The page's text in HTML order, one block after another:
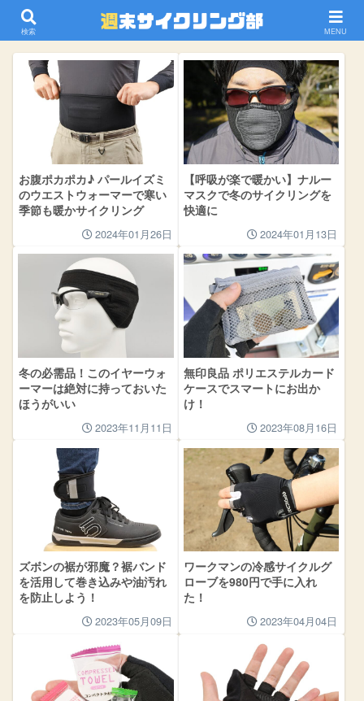
小物ウェア
お腹ポカポカ♪ パールイズミ
のウエストウォーマーで寒い
季節も暖かサイクリング
2024年01月26日
【呼吸が楽で暖かい】ナルー
マスクで冬のサイクリングを
快適に
2024年01月13日
冬の必需品！このイヤーウォ
ーマーは絶対に持っておいた
ほうがいい
2023年11月11日
無印良品 ポリエステルカード
ケースでスマートにお出か
け！
2023年08月16日
ズボンの裾が邪魔？裾バンド
を活用して巻き込みや油汚れ
を防止しよう！
2023年05月09日
ワークマンの冷感サイクルグ
ローブを980円で手に入れ
た！
2023年04月04日
検索 MENU